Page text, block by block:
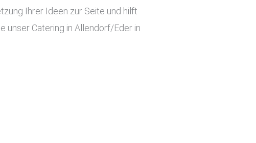
Ihrer Ideen zur Seite und hilft
unser Catering in Allendorf/Eder in